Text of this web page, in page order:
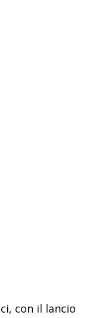
con il lancio